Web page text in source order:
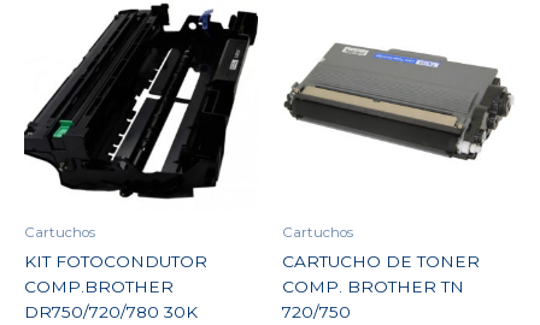
Cartuchos
KIT FOTOCONDUTOR
COMP.BROTHER
DR750/720/780 30K
Cartuchos
CARTUCHO DE TONER
COMP. BROTHER TN
720/750